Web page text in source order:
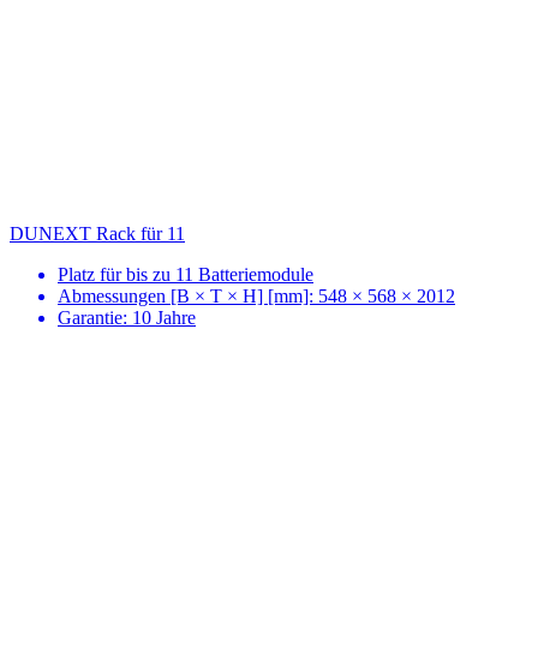
DUNEXT Rack für 11
Platz für bis zu 11 Batteriemodule
Abmessungen [B × T × H] [mm]: 548 × 568 × 2012
Garantie: 10 Jahre